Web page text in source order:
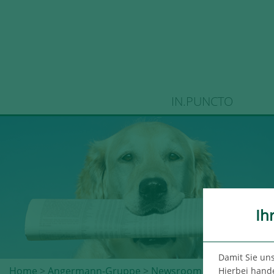
IN.PUNCTO
Home > Angermann-Gruppe > Newsroom > Dealerdesk
Damit Sie
Hierbei